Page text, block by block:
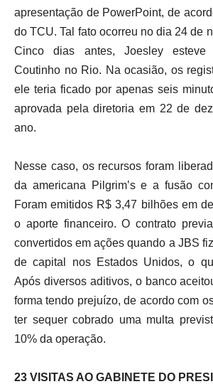
apresentação de PowerPoint, de
do TCU. Tal fato ocorreu no dia 24 de
Cinco dias antes, Joesley
Coutinho no Rio. Na ocasião, os
ele teria ficado por apenas seis
aprovada pela diretoria em 22 de
ano.
Nesse caso, os recursos foram
da americana Pilgrim’s e a fusão
Foram emitidos R$ 3,47 bilhões em
o aporte financeiro. O contrato
convertidos em ações quando a JBS
de capital nos Estados Unidos, o
Após diversos aditivos, o banco
forma tendo prejuízo, de acordo com
ter sequer cobrado uma multa
10% da operação.
23 VISITAS AO GABINETE DO